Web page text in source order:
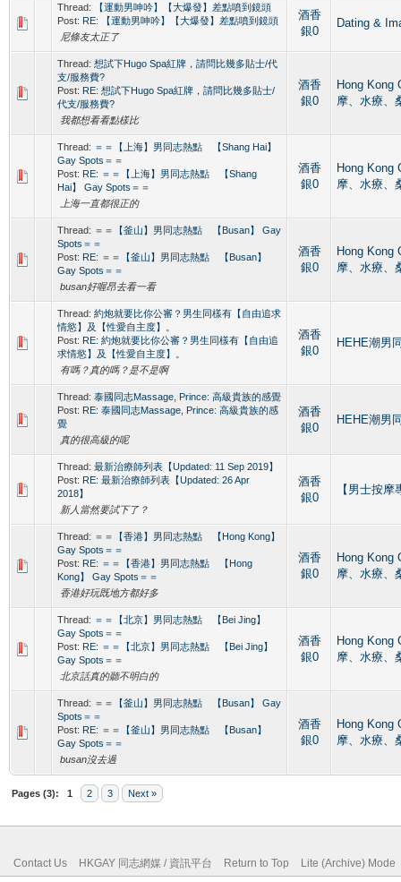
Thread:
【運動男呻吟】【大爆發】差點噴到鏡頭
Post: RE: 【運動男呻吟】【大爆發】差點噴到鏡頭
尼條友太正了
酒香
銀0
Dating &
Thread: 想試下Hugo Spa紅牌，請問比幾多貼士/代
支/服務費?
Post: RE: 想試下Hugo Spa紅牌，請問比幾多貼士/
代支/服務費?
我都想看看點樣比
酒香
銀0
Hong Kong
摩、水療、
Thread: ＝＝【上海】男同志熱點 【Shang Hai】
Gay Spots＝＝
Post: RE: ＝＝【上海】男同志熱點 【Shang
Hai】 Gay Spots＝＝
上海一直都很正的
酒香
銀0
Hong Kong
摩、水療、
Thread: ＝＝【釜山】男同志熱點 【Busan】 Gay
Spots＝＝
Post: RE: ＝＝【釜山】男同志熱點 【Busan】
Gay Spots＝＝
busan好喔昂去看一看
酒香
銀0
Hong Kong
摩、水療、
Thread: 約炮就要比你公審？男生同樣有【自由追求
情慾】及【性愛自主度】。
Post: RE: 約炮就要比你公審？男生同樣有【自由追
求情慾】及【性愛自主度】。
有嗎？真的嗎？是不是啊
酒香
銀0
HEHE潮男
Thread: 泰國同志Massage, Prince: 高級貴族的感覺
Post: RE: 泰國同志Massage, Prince: 高級貴族的感
覺
真的很高級的呢
酒香
銀0
HEHE潮男
Thread: 最新治療師列表【Updated: 11 Sep 2019】
Post: RE: 最新治療師列表【Updated: 26 Apr
2018】
新人當然要試下了？
酒香
銀0
【男士按
Thread: ＝＝【香港】男同志熱點 【Hong Kong】
Gay Spots＝＝
Post: RE: ＝＝【香港】男同志熱點 【Hong
Kong】 Gay Spots＝＝
香港好玩既地方都好多
酒香
銀0
Hong Kong
摩、水療、
Thread: ＝＝【北京】男同志熱點 【Bei Jing】
Gay Spots＝＝
Post: RE: ＝＝【北京】男同志熱點 【Bei Jing】
Gay Spots＝＝
北京話真的聽不明白的
酒香
銀0
Hong Kong
摩、水療、
Thread: ＝＝【釜山】男同志熱點 【Busan】 Gay
Spots＝＝
Post: RE: ＝＝【釜山】男同志熱點 【Busan】
Gay Spots＝＝
busan沒去過
酒香
銀0
Hong Kong
摩、水療、
Pages (3): 1 2 3 Next »
Contact Us HKGAY 同志網媒 / 資訊平台 Return to Top Lite (Archive) Mode